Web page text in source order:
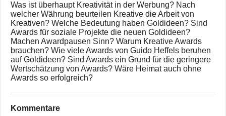
Was ist überhaupt Kreativität in der Werbung? Nach
welcher Währung beurteilen Kreative die Arbeit von
Kreativen? Welche Bedeutung haben Goldideen? Sind
Awards für soziale Projekte die neuen Goldideen?
Machen Awardpausen Sinn? Warum Kreative Awards
brauchen? Wie viele Awards von Guido Heffels beruhen
auf Goldideen? Sind Awards ein Grund für die geringere
Wertschätzung von Awards? Wäre Heimat auch ohne
Awards so erfolgreich?
Kommentare